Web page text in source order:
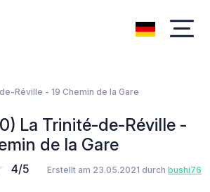
Réville - 19 Chemin de la Gare
La Trinité-de-Réville -
de la Gare
4/5 Erstellt am 23.05.2021 durch bushi76